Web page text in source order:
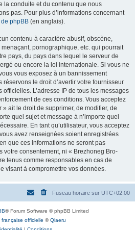
la conduite et du contenu que nous
pas. Pour plus d’informations concernant
de phpBB (en anglais).
contenu à caractère abusif, obscène,
pornographique, etc. qui pourrait
pays, du pays dans lequel le serveur de
ou encore la loi internationale. Si vous ne
vous exposez à un bannissement
le droit d’avertir votre fournisseur
officielles. L’adresse IP de tous les messages
de ces conditions. Vous acceptez
» ait le droit de supprimer, de modifier, de
quel sujet et message à n’importe quel
En tant qu’utilisateur, vous acceptez
avez renseignées soient enregistrées
que ces informations ne seront pas
votre consentement, ni « Brezhoneg Bro-
tenus comme responsables en cas de
visant à compromettre vos données.
Fuseau horaire sur UTC+02:00
® Forum Software © phpBB Limited
officielle ©Qiaeru